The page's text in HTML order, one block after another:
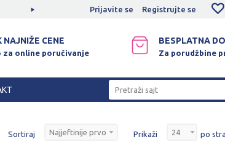
SIGURNO PLAĆANJE PLATNIM KARTICAMA!
Prijavite se Registrujte se
NAJNIŽE CENE
za online poručivanje
BESPLATNA
Za porudžbine
Pretraži sajt
Sortiraj Prikaži po